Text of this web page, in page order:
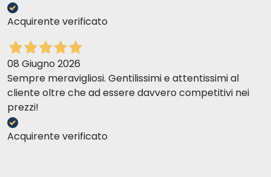
Acquirente verificato
08 Giugno 2026
Sempre meravigliosi. Gentilissimi e attentissimi al
cliente oltre che ad essere davvero competitivi nei
prezzi!
Acquirente verificato